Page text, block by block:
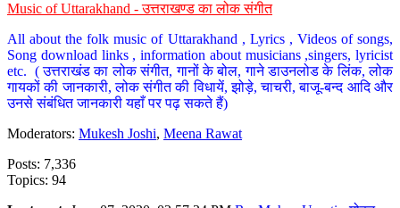
Music of Uttarakhand - उत्तराखण्ड का लोक संगीत
All about the folk music of Uttarakhand , Lyrics , Videos of songs,
Song download links , information about musicians ,singers, lyricist
etc. ( उत्तराखंड का लोक संगीत, गानों के बोल, गाने डाउनलोड के लिंक, लोक
गायकों की जानकारी, लोक संगीत की विधायें, झोड़े, चाचरी, बाजू-बन्द आदि और
उनसे संबंधित जानकारी यहाँ पर पढ़ सकते हैं)
Moderators: Mukesh Joshi, Meena Rawat
Posts: 7,336
Topics: 94